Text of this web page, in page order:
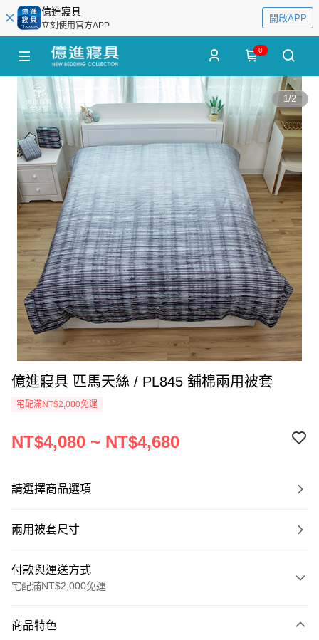
億進寢具
立刻使用官方APP
開啟APP
0
1/2
億進寢具 匹馬天絲 / PL845 舖棉兩用被套
宅配滿NT$2,000免運
NT$4,080 ~ NT$4,680
請選擇商品選項
兩用被套尺寸
付款與運送方式
宅配滿NT$2,000免運
信用卡一次付款
商品特色